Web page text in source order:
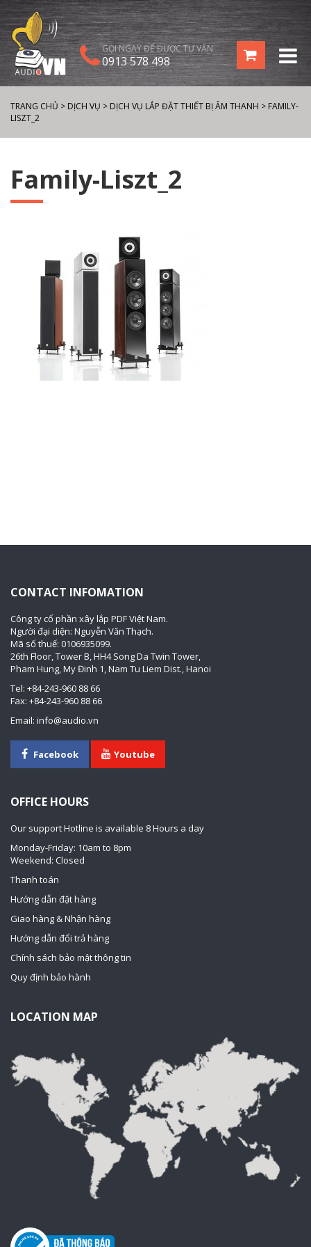
GỌI NGAY ĐỂ ĐƯỢC TƯ VẤN
0913 578 498
TRANG CHỦ > DỊCH VỤ > DỊCH VỤ LẮP ĐẶT THIẾT BỊ ÂM THANH > FAMILY-
LISZT_2
Family-Liszt_2
CONTACT INFOMATION
Công ty cổ phần xây lắp PDF Việt Nam.
Người đại diện: Nguyễn Văn Thạch.
Mã số thuế: 0106935099.
26th Floor, Tower B, HH4 Song Da Twin Tower,
Pham Hung, My Đinh 1, Nam Tu Liem Dist., Hanoi
Tel: +84-243-960 88 66
Fax: +84-243-960 88 66
Email: info@audio.vn
Facebook Youtube
OFFICE HOURS
Our support Hotline is available 8 Hours a day
Monday-Friday: 10am to 8pm
Weekend: Closed
Thanh toán
Hướng dẫn đặt hàng
Giao hàng & Nhận hàng
Hướng dẫn đổi trả hàng
Chính sách bảo mật thông tin
Quy định bảo hành
LOCATION MAP